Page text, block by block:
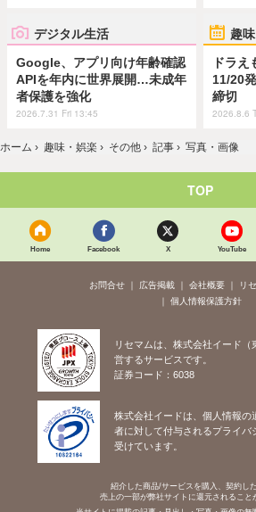
デジタル生活
Google、アプリ向け年齢確認
APIを年内に世界展開…未成年
者保護を強化
2026.7.31 Fri 13:45
趣
ドラえ
11/20
締切
2026.8.6
ホーム › 趣味・娯楽 › その他 › 記事 › 写真・画像
TOP
Home Facebook X YouTube
お問合せ 広告掲載 会社概要
リ
個人情報保護方針
リセマムは、株式会社イード（
営するサービスです。
証券コード：6038
株式会社イードは、個人情報の
者に対して付与されるプライバ
受けています。
紹介した商品/サービスを購入、契約した
売上の一部が弊社サイトに還元されること